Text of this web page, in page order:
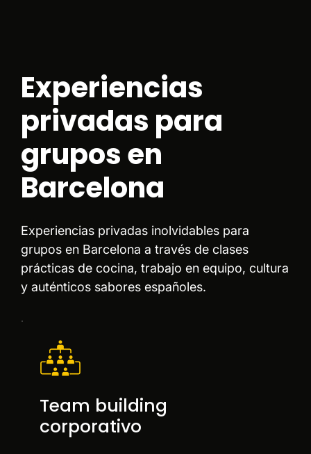
Experiencias
privadas para
grupos en
Barcelona
Experiencias privadas inolvidables para
grupos en Barcelona a través de clases
prácticas de cocina, trabajo en equipo, cultura
y auténticos sabores españoles.
Team building
corporativo